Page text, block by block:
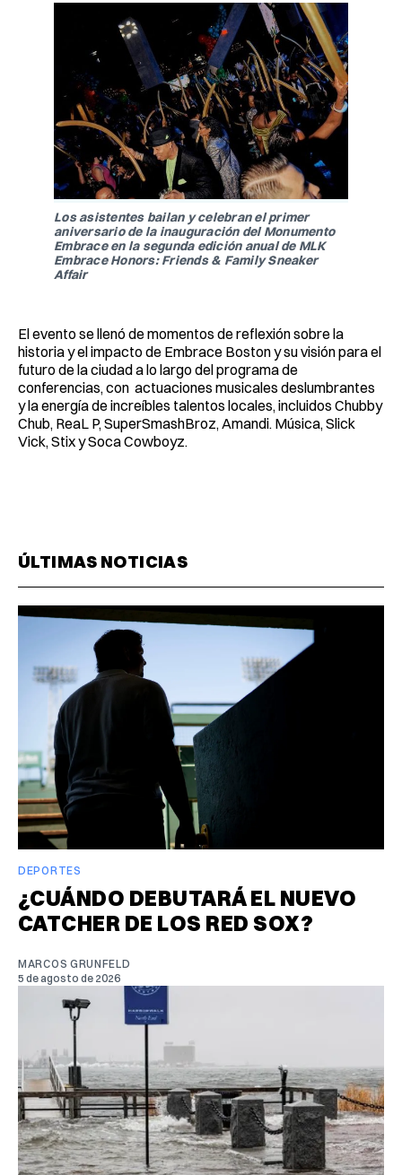
Los asistentes bailan y celebran el primer
aniversario de la inauguración del Monumento
Embrace en la segunda edición anual de MLK
Embrace Honors: Friends & Family Sneaker
Affair
El evento se llenó de momentos de reflexión sobre la
historia y el impacto de Embrace Boston y su visión para el
futuro de la ciudad a lo largo del programa de
conferencias, con actuaciones musicales deslumbrantes
y la energía de increíbles talentos locales, incluidos Chubby
Chub, ReaL P, SuperSmashBroz, Amandi. Música, Slick
Vick, Stix y Soca Cowboyz.
ÚLTIMAS NOTICIAS
DEPORTES
¿CUÁNDO DEBUTARÁ EL NUEVO
CATCHER DE LOS RED SOX?
MARCOS GRUNFELD
5 de agosto de 2026